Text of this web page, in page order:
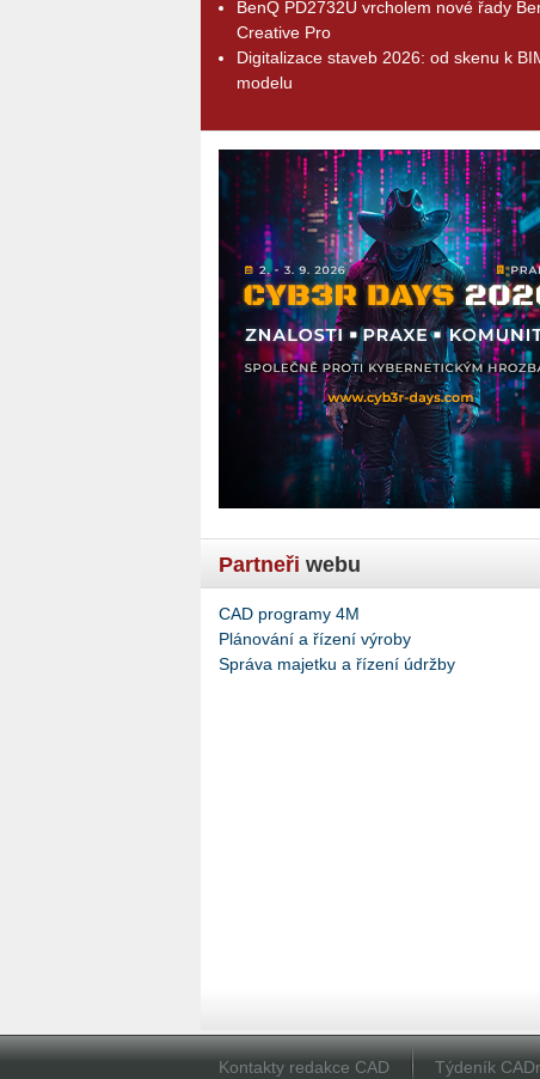
BenQ PD2732U vrcholem nové řady
Creative Pro
Digitalizace staveb 2026: od skenu k
modelu
Partneři webu
CAD programy 4M
Plánování a řízení výroby
Správa majetku a řízení údržby
Kontakty redakce CAD Týdeník